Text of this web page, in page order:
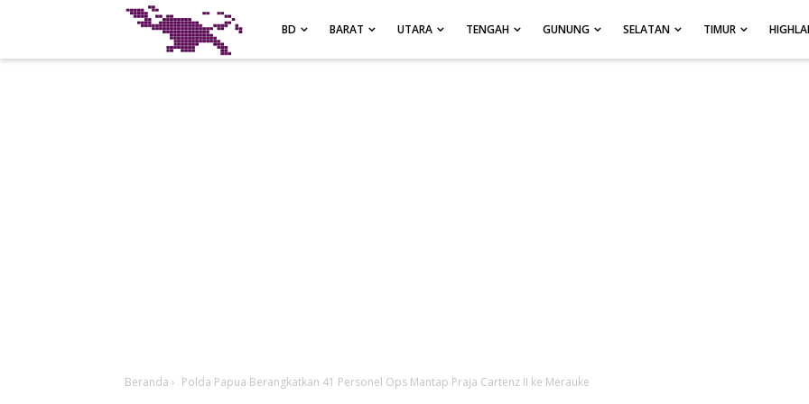
BD BARAT UTARA TENGAH GUNUNG SELATAN TIMUR
Beranda › Polda Papua Berangkatkan 41 Personel Ops Mantap Praja Cartenz II ke Merauke